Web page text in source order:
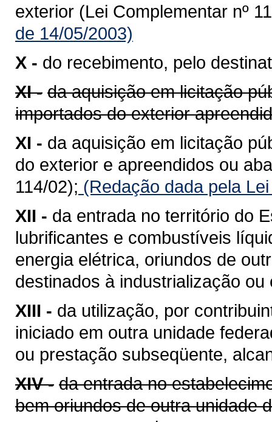
exterior (Lei Complementar nº
de 14/05/2003)
X - do recebimento, pelo
XI - da aquisição em licitação
importados do exterior
XI - da aquisição em licitação
do exterior e apreendidos ou
114/02); (Redação dada pela
XII - da entrada no território do
lubrificantes e combustíveis
energia elétrica, oriundos de
destinados à industrialização
XIII - da utilização, por
iniciado em outra unidade
ou prestação subseqüente,
XIV - da entrada no
bem oriundos de outra unidade